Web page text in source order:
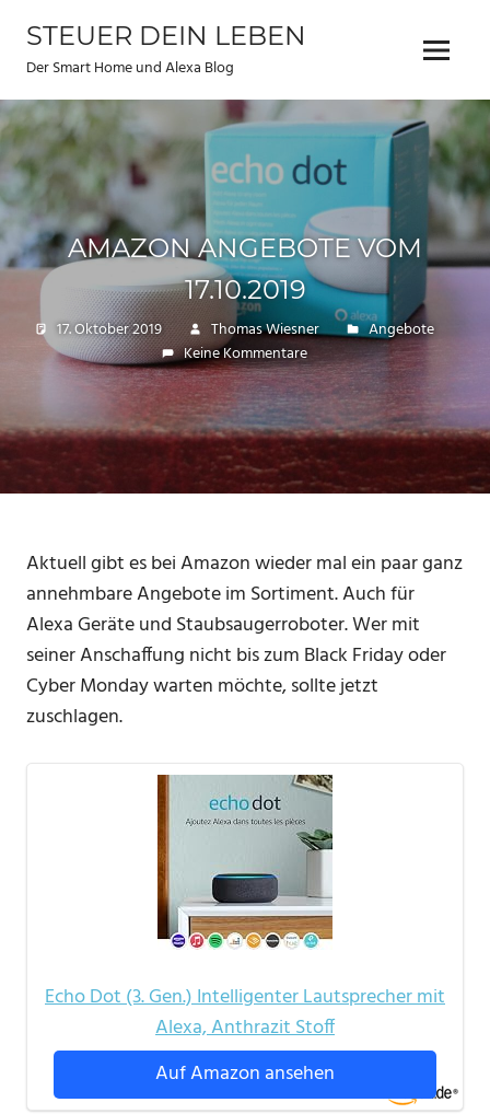
Inhalt
springen
STEUER DEIN LEBEN
Der Smart Home und Alexa Blog Menu
AMAZON ANGEBOTE VOM
17.10.2019
17. Oktober 2019 Thomas Wiesner
Angebote
Keine Kommentare
Aktuell gibt es bei Amazon wieder mal ein paar ganz
annehmbare Angebote im Sortiment. Auch für
Alexa Geräte und Staubsaugerroboter. Wer mit
seiner Anschaffung nicht bis zum Black Friday oder
Cyber Monday warten möchte, sollte jetzt
zuschlagen.
Echo Dot (3. Gen.) Intelligenter Lautsprecher mit
Alexa, Anthrazit Stoff
Auf Amazon ansehen